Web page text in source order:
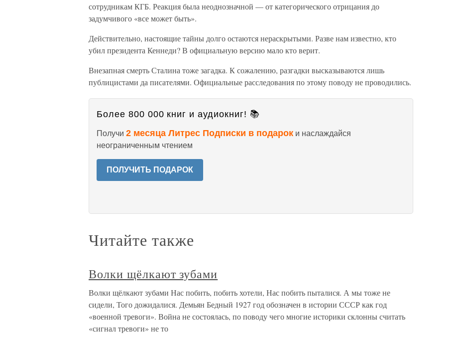
сотрудникам КГБ. Реакция была неоднозначной — от категорического отрицания до
задумчивого «все может быть».
Действительно, настоящие тайны долго остаются нераскрытыми. Разве нам известно, кто
убил президента Кеннеди? В официальную версию мало кто верит.
Внезапная смерть Сталина тоже загадка. К сожалению, разгадки высказываются лишь
публицистами да писателями. Официальные расследования по этому поводу не проводились.
Более 800 000 книг и аудиокниг! 📚
Получи 2 месяца Литрес Подписки в подарок и наслаждайся
неограниченным чтением
ПОЛУЧИТЬ ПОДАРОК
Читайте также
Волки щёлкают зубами
Волки щёлкают зубами Нас побить, побить хотели, Нас побить пыталися. А мы тоже не
сидели, Того дожидалися. Демьян Бедный 1927 год обозначен в истории СССР как год
«военной тревоги». Война не состоялась, по поводу чего многие историки склонны считать
«сигнал тревоги» не то